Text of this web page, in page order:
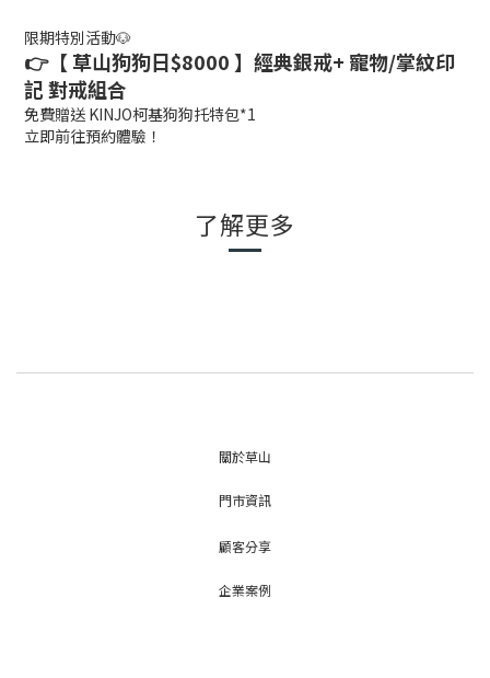
限期特別活動🐶
👉【 草山狗狗日$8000 】經典銀戒+ 寵物/掌紋印
記 對戒組合
免費贈送 KINJO柯基狗狗托特包*1
立即前往預約體驗！
了解更多
關於草山
門市資訊
顧客分享
企業案例